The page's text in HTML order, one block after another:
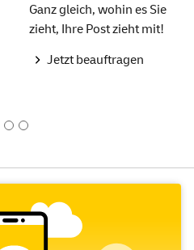
Ganz gleich, wohin es Sie
zieht, Ihre Post zieht mit!
Jetzt beauftragen